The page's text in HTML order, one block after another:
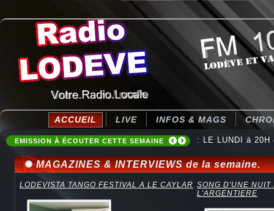
ACCUEIL LIVE INFOS & MAGS
EMISSION À ÉCOUTER CETTE SEMAINE : Destination
MAGAZINES & INTERVIEWS de la semaine.
LODEVISTA TANGO FESTIVAL A LE CAYLAR SONG D'UNE NUIT
L'ARGENTIERE